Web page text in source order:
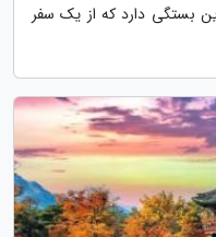
بستگی دارد که از یک سفر